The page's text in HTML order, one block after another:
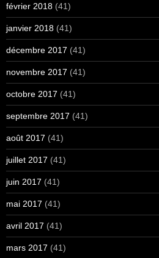
février 2018 (41)
janvier 2018 (41)
décembre 2017 (41)
novembre 2017 (41)
octobre 2017 (41)
septembre 2017 (41)
août 2017 (41)
juillet 2017 (41)
juin 2017 (41)
mai 2017 (41)
avril 2017 (41)
mars 2017 (41)